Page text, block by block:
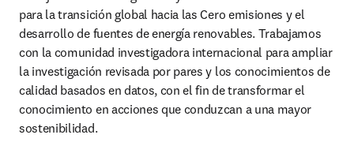
para la transición global hacia las Cero emisiones y el
desarrollo de fuentes de energía renovables. Trabajamos
con la comunidad investigadora internacional para ampliar
la investigación revisada por pares y los conocimientos de
calidad basados en datos, con el fin de transformar el
conocimiento en acciones que conduzcan a una mayor
sostenibilidad.